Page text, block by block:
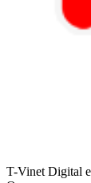
T-Vinet Digital